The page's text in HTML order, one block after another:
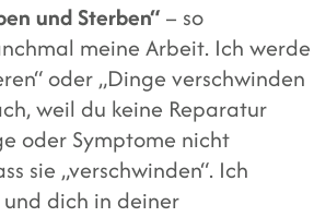
und Sterben“ – so
meine Arbeit. Ich werde
oder „Dinge verschwinden
weil du keine Reparatur
oder Symptome nicht
sie „verschwinden“. Ich
dich in deiner